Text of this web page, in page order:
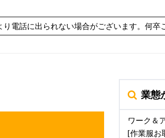
電話に出られない場合がございます。何卒
業態
ワーク＆
[作業服お